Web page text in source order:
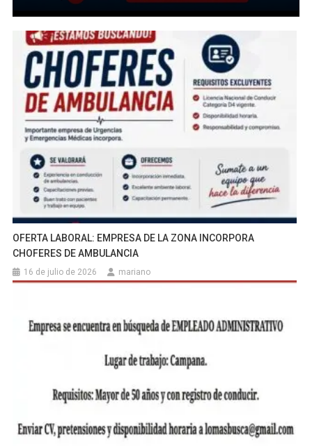
OFERTA LABORAL: EMPRESA DE LA ZONA INCORPORA
CHOFERES DE AMBULANCIA
16 de julio de 2026 mariano